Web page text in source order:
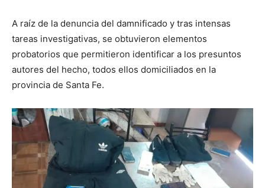
A raíz de la denuncia del damnificado y tras intensas
tareas investigativas, se obtuvieron elementos
probatorios que permitieron identificar a los presuntos
autores del hecho, todos ellos domiciliados en la
provincia de Santa Fe.